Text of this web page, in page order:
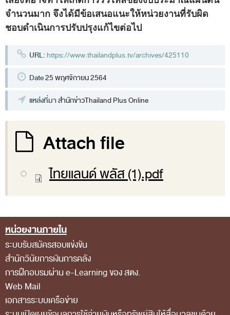
ที่ปรึกษาประจำสำนักงาน
หน้าที่และอำนาจ และการแบ่งส่วนราชการ
หน้าที่และอำนาจ
โครงสร้างหน่วยงาน
ส่วนกลาง
ส่วนภูมิภาค
คณะกรรมการตรวจสอบของสำนักงานการตรวจเงิน
เอกสารที่เกี่ยวข้องกับคณะกรรมการตรวจสอบ
คณะกรรมการมาตรฐานจริยธรรมของเจ้าหน้าที่และ
บุคลากรอื่น
โครงสร้างคณะกรรมการ
เอกสารที่เกี่ยวข้อง
จำนวนมาก จึงได้มีข้อเสนอแนะให้หน่วยงานที่รับผิด
ชอบดำเนินการปรับปรุงแก้ไขต่อไป
URL: https://www.thailandplus.tv/archives/425110
Date25 พฤศจิกายน 2564
แหล่งที่มาสำนักข่าวThailand Plus Online
Attach file
ไทยแลนด์ พลัส (1).pdf
Footer Menu
หน่วยงานภายใน
ระบบรับสมัครสอบแข่งขัน
สำนักวินัยการเงินการคลัง
การฝึกอบรมผ่าน e-Learning ของ สตง.
Web Mail
เอกสารระบบเครือข่าย